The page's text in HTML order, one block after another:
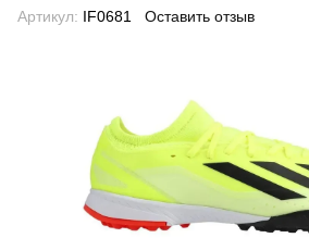
Артикул: IF0681 Оставить отзыв